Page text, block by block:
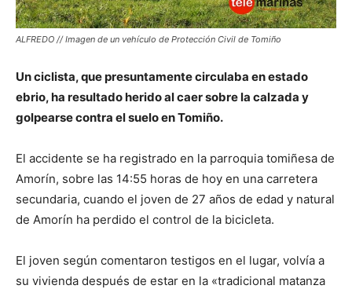
ALFREDO // Imagen de un vehículo de Protección Civil de Tomiño
Un ciclista, que presuntamente circulaba en estado
ebrio, ha resultado herido al caer sobre la calzada y
golpearse contra el suelo en Tomiño.
El accidente se ha registrado en la parroquia tomiñesa de
Amorín, sobre las 14:55 horas de hoy en una carretera
secundaria, cuando el joven de 27 años de edad y natural
de Amorín ha perdido el control de la bicicleta.
El joven según comentaron testigos en el lugar, volvía a
su vivienda después de estar en la «tradicional matanza